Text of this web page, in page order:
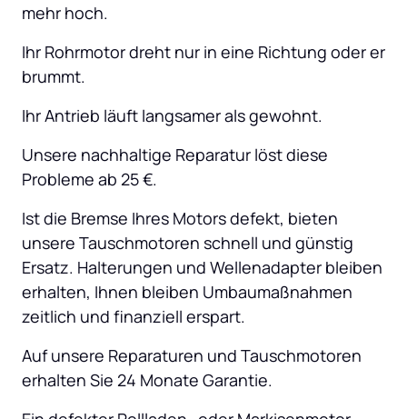
mehr hoch.
Ihr Rohrmotor dreht nur in eine Richtung oder er
brummt.
Ihr Antrieb läuft langsamer als gewohnt.
Unsere nachhaltige Reparatur löst diese
Probleme ab 25 €.
Ist die Bremse Ihres Motors defekt, bieten
unsere Tauschmotoren schnell und günstig
Ersatz. Halterungen und Wellenadapter bleiben
erhalten, Ihnen bleiben Umbaumaßnahmen
zeitlich und finanziell erspart.
Auf unsere Reparaturen und Tauschmotoren
erhalten Sie 24 Monate Garantie.